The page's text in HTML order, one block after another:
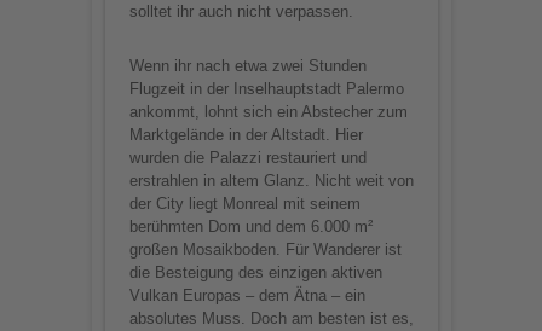
solltet ihr auch nicht verpassen.
Wenn ihr nach etwa zwei Stunden
Flugzeit in der Inselhauptstadt Palermo
ankommt, lohnt sich ein Abstecher zum
Marktgelände in der Altstadt. Hier
wurden die Palazzi restauriert und
erstrahlen in altem Glanz. Nicht weit von
der City liegt Monreal mit seinem
berühmten Dom und dem 6.000 m²
großen Mosaikboden. Für Wanderer ist
die Besteigung des einzigen aktiven
Vulkan Europas – dem Ätna – ein
absolutes Muss. Doch am besten ist es,